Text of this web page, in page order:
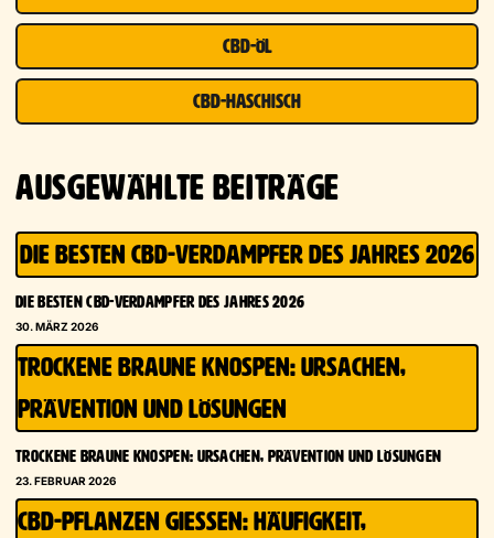
CBD-ÖL
CBD-HASCHISCH
AUSGEWÄHLTE BEITRÄGE
DIE BESTEN CBD-VERDAMPFER DES JAHRES 2026
DIE BESTEN CBD-VERDAMPFER DES JAHRES 2026
30. MÄRZ 2026
TROCKENE BRAUNE KNOSPEN: URSACHEN,
PRÄVENTION UND LÖSUNGEN
TROCKENE BRAUNE KNOSPEN: URSACHEN, PRÄVENTION UND LÖSUNGEN
23. FEBRUAR 2026
CBD-PFLANZEN GIESSEN: HÄUFIGKEIT, W